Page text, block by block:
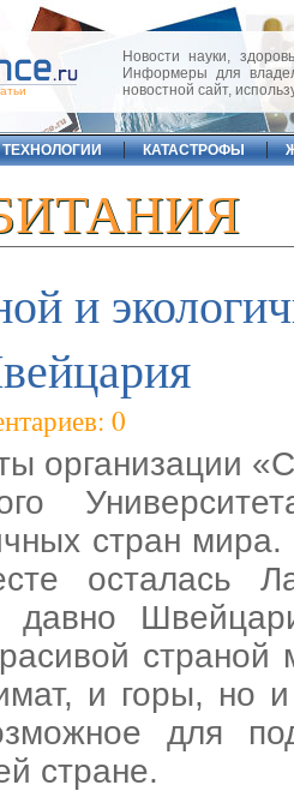
Новости науки,
Информеры для
новостной сайт,
ТЕХНОЛОГИИ КАТАСТРОФЫ
и
0
организации
стран
осталась
страной
и горы, но
для
стране.